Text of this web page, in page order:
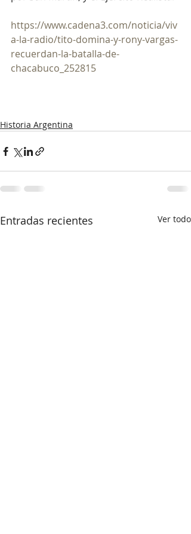
https://www.cadena3.com/noticia/viv
a-la-radio/tito-domina-y-rony-vargas-
recuerdan-la-batalla-de-
chacabuco_252815
Historia Argentina
Entradas recientes Ver todo